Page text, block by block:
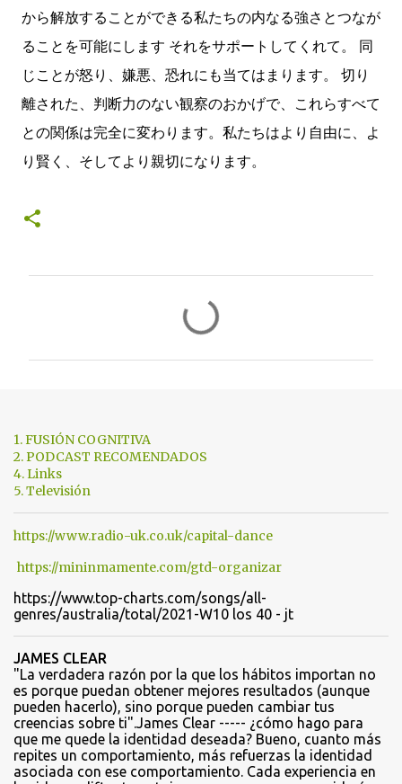
から解放することができる私たちの内なる強さとつなが
ることを可能にします それをサポートしてくれて。 同
じことが怒り、嫌悪、恐れにも当てはまります。 切り
離された、判断力のない観察のおかげで、これらすべて
との関係は完全に変わります。私たちはより自由に、よ
り賢く、そしてより親切になります。
a
r
o
1. FUSIÓN COGNITIVA
2. PODCAST RECOMENDADOS
4. Links
5. Televisión
https://www.radio-uk.co.uk/capital-dance
https://mininmamente.com/gtd-organizar
https://www.top-charts.com/songs/all-
genres/australia/total/2021-W10 los 40 - jt
JAMES CLEAR
"La verdadera razón por la que los hábitos importan no
es porque puedan obtener mejores resultados (aunque
pueden hacerlo), sino porque pueden cambiar tus
creencias sobre ti".James Clear ----- ¿cómo hago para
que me quede la identidad deseada? Bueno, cuanto más
repites un comportamiento, más refuerzas la identidad
asociada con ese comportamiento. Cada experiencia en